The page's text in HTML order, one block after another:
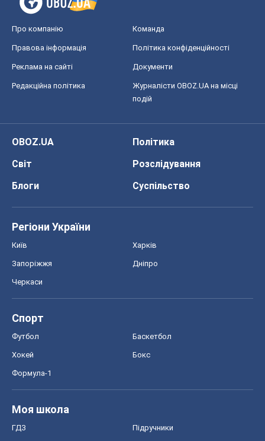
Про компанію Команда
Правова інформація Політика конфіденційності
Реклама на сайті Документи
Редакційна політика
Журналісти OBOZ.UA на місці
подій
OBOZ.UA
Політика
Світ
Розслідування
Блоги
Суспільство
Регіони України
Київ Харків
Запоріжжя Дніпро
Черкаси
Спорт
Футбол Баскетбол
Хокей Бокс
Формула-1
Моя школа
ГДЗ Підручники